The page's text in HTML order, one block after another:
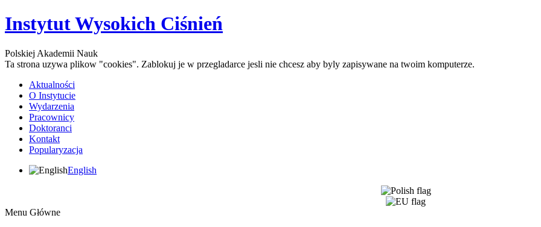
Instytut Wysokich Ciśnień
Polskiej Akademii Nauk
Ta strona uzywa plikow "cookies". Zablokuj je w przegladarce jesli nie chcesz aby byly zapisywane na twoim komputerze.
Aktualności
O Instytucie
Wydarzenia
Pracownicy
Doktoranci
Kontakt
Popularyzacja
English
Menu Główne